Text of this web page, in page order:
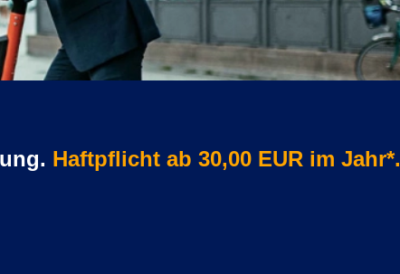
Haftpflicht ab 30,00 EUR im Jahr*.